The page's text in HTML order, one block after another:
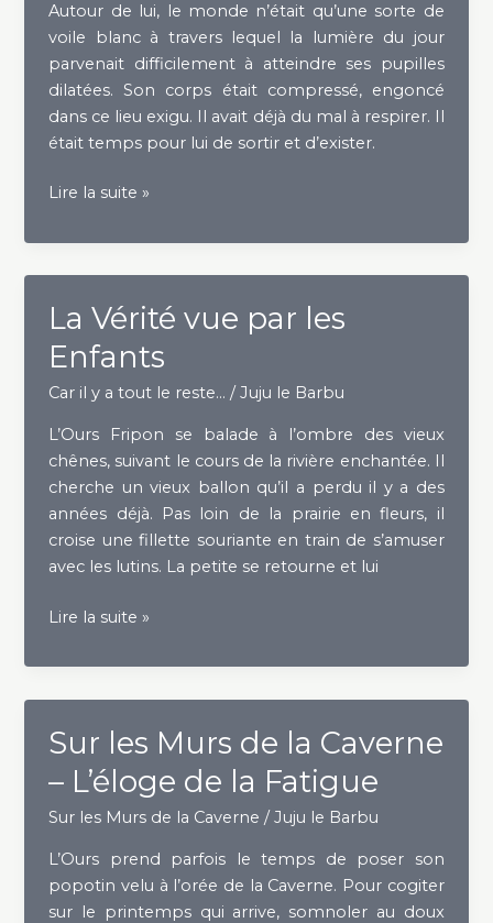
Autour de lui, le monde n’était qu’une sorte de
voile blanc à travers lequel la lumière du jour
parvenait difficilement à atteindre ses pupilles
dilatées. Son corps était compressé, engoncé
dans ce lieu exigu. Il avait déjà du mal à respirer. Il
était temps pour lui de sortir et d’exister.
Les
Détails
Lire la suite »
La Vérité vue par les
Enfants
Car il y a tout le reste... /Juju le Barbu
L’Ours Fripon se balade à l’ombre des vieux
chênes, suivant le cours de la rivière enchantée. Il
cherche un vieux ballon qu’il a perdu il y a des
années déjà. Pas loin de la prairie en fleurs, il
croise une fillette souriante en train de s’amuser
avec les lutins. La petite se retourne et lui
La
vue
par
Enfants
Lire la suite »
Sur les Murs de la Caverne
– L’éloge de la Fatigue
Sur les Murs de la Caverne /Juju le Barbu
L’Ours prend parfois le temps de poser son
popotin velu à l’orée de la Caverne. Pour cogiter
sur le printemps qui arrive, somnoler au doux